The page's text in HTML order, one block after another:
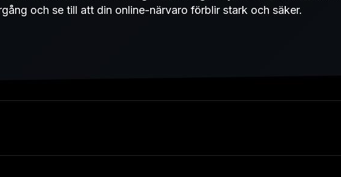
och se till att din online-närvaro förblir stark och säker.